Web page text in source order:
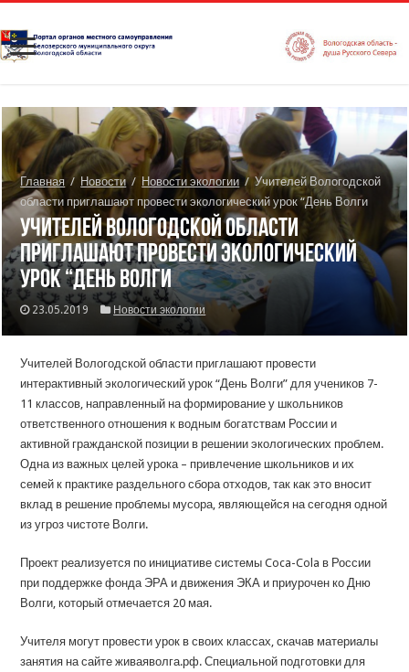
Главная / Новости / Новости экологии / Учителей Вологодской
области приглашают провести экологический урок “День Волги
Учителей Вологодской области
приглашают провести экологический
урок “День Волги
23.05.2019 Новости экологии
Учителей Вологодской области приглашают провести
интерактивный экологический урок “День Волги” для учеников 7-
11 классов, направленный на формирование у школьников
ответственного отношения к водным богатствам России и
активной гражданской позиции в решении экологических проблем.
Одна из важных целей урока – привлечение школьников и их
семей к практике раздельного сбора отходов, так как это вносит
вклад в решение проблемы мусора, являющейся на сегодня одной
из угроз чистоте Волги.
Проект реализуется по инициативе системы Coca-Cola в России
при поддержке фонда ЭРА и движения ЭКА и приурочен ко Дню
Волги, который отмечается 20 мая.
Учителя могут провести урок в своих классах, скачав материалы
занятия на сайте живаяволга.рф. Специальной подготовки для